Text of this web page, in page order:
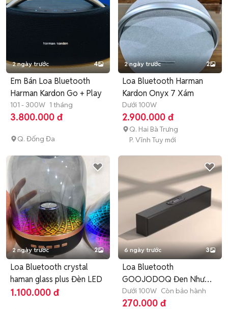
2 ngày trước 4
Em Bán Loa Bluetooth
Harman Kardon Go + Play
101 - 300W 1 tháng
3.800.000 đ
Q. Đống Đa
2 ngày trước 2
Loa Bluetooth Harman
Kardon Onyx 7 Xám
Dưới 100W
2.900.000 đ
Q. Hai Bà Trưng
P. Vĩnh Tuy mới
2 ngày trước 2
Loa Bluetooth crystal
haman glass plus Đèn LED
1.100.000 đ
6 ngày trước 3
Loa Bluetooth
GOOJODOQ Đen Như
mới
Dưới 100W Còn bảo hành
270.000 đ